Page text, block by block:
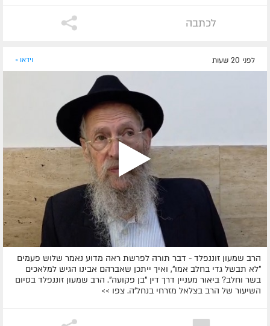
לכתבה
לפני 20 שעות וידאו »
הרב שמעון זוננפלד - דבר תורה לפרשת ראה מדוע נאמר שלוש פעמים
"לא תבשל גדי בחלב אמו", ואיך ייתכן שאברהם אבינו הגיש למלאכים
בשר וחלב? ביאור מעניין דרך דין "בן פקועה". הרב שמעון זוננפלד בסיום
השיעור של הרב בצלאל מזרחי בנחל'ה. צפו >>